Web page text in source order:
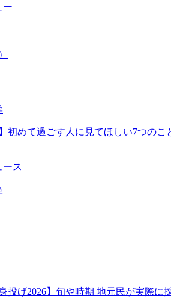
ー
】初めて過ごす人に見てほしい7つのこ
ース
投げ2026】旬や時期 地元民が実際に